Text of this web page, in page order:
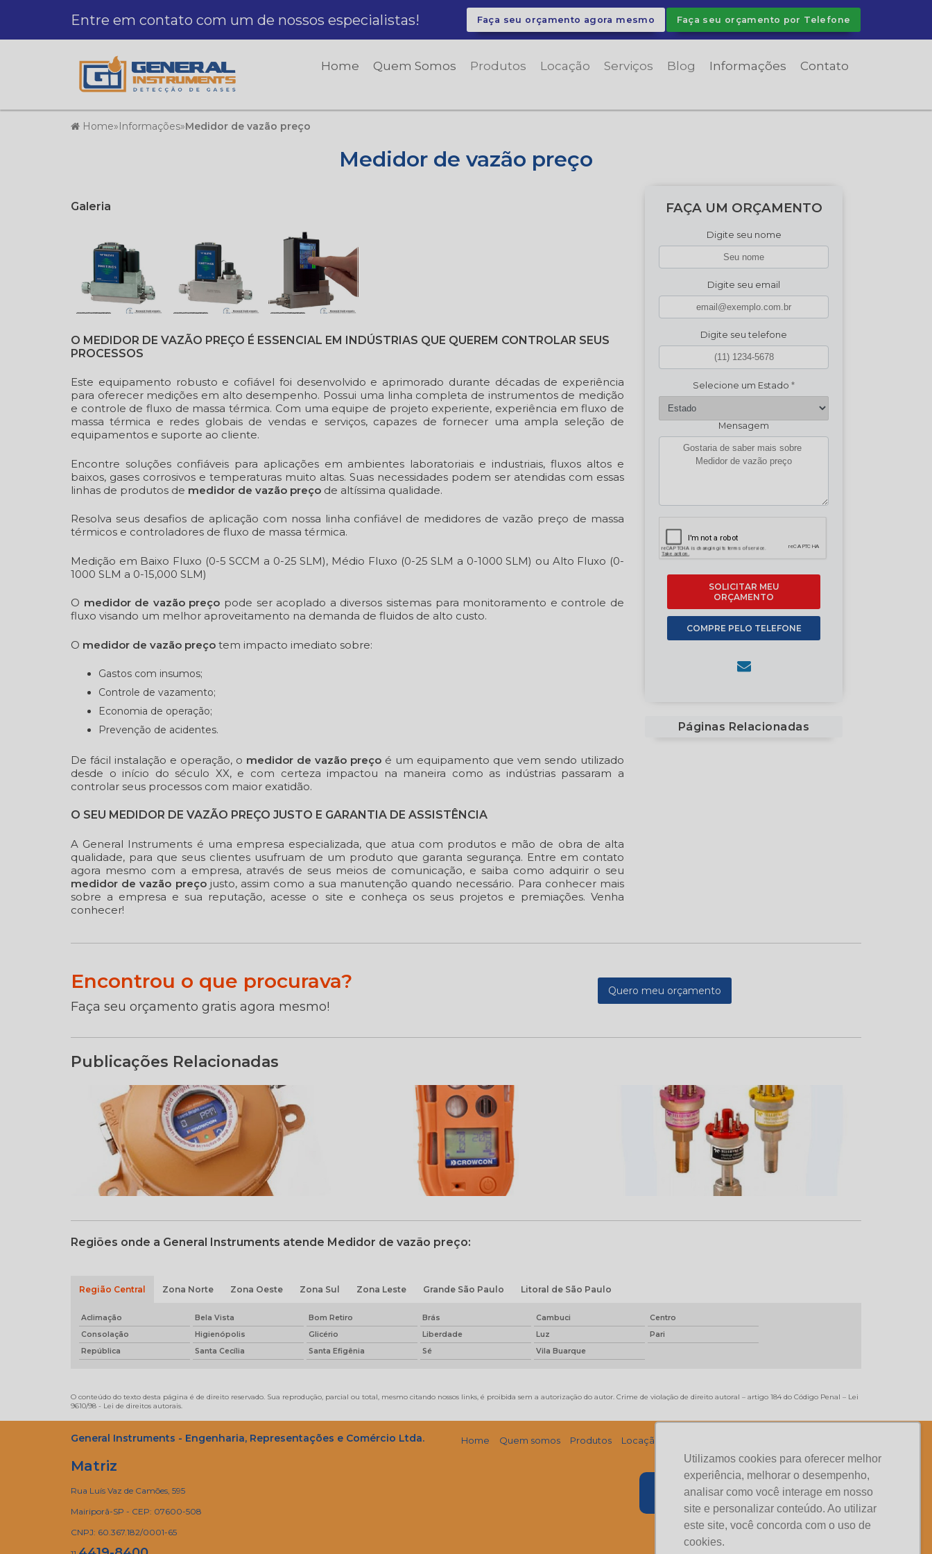
Utilizamos cookies para oferecer melhor
experiência, melhorar o desempenho,
analisar como você interage em nosso
site e personalizar conteúdo. Ao utilizar
este site, você concorda com o uso de
cookies.
Entre em contato com um de nossos especialistas! Faça seu orçamento agora mesmo Faça seu orçamento por Telefone
Home Quem Somos Produtos Locação Serviços Blog Informações Contato
Home»Informações»Medidor de vazão preço
Medidor de vazão preço
Galeria
O MEDIDOR DE VAZÃO PREÇO É ESSENCIAL EM INDÚSTRIAS QUE QUEREM CONTROLAR SEUS
PROCESSOS
Este equipamento robusto e cofiável foi desenvolvido e aprimorado durante décadas de experiência
para oferecer medições em alto desempenho. Possui uma linha completa de instrumentos de medição
e controle de fluxo de massa térmica. Com uma equipe de projeto experiente, experiência em fluxo de
massa térmica e redes globais de vendas e serviços, capazes de fornecer uma ampla seleção de
equipamentos e suporte ao cliente.
Encontre soluções confiáveis para aplicações em ambientes laboratoriais e industriais, fluxos altos e
baixos, gases corrosivos e temperaturas muito altas. Suas necessidades podem ser atendidas com essas
linhas de produtos de medidor de vazão preço de altíssima qualidade.
Resolva seus desafios de aplicação com nossa linha confiável de medidores de vazão preço de massa
térmicos e controladores de fluxo de massa térmica.
Medição em Baixo Fluxo (0-5 SCCM a 0-25 SLM), Médio Fluxo (0-25 SLM a 0-1000 SLM) ou Alto Fluxo (0-
1000 SLM a 0-15,000 SLM)
O medidor de vazão preço pode ser acoplado a diversos sistemas para monitoramento e controle de
fluxo visando um melhor aproveitamento na demanda de fluidos de alto custo.
O medidor de vazão preço tem impacto imediato sobre:
Gastos com insumos;
Controle de vazamento;
Economia de operação;
Prevenção de acidentes.
De fácil instalação e operação, o medidor de vazão preço é um equipamento que vem sendo utilizado
desde o início do século XX, e com certeza impactou na maneira como as indústrias passaram a
controlar seus processos com maior exatidão.
O SEU MEDIDOR DE VAZÃO PREÇO JUSTO E GARANTIA DE ASSISTÊNCIA
A General Instruments é uma empresa especializada, que atua com produtos e mão de obra de alta
qualidade, para que seus clientes usufruam de um produto que garanta segurança. Entre em contato
agora mesmo com a empresa, através de seus meios de comunicação, e saiba como adquirir o seu
medidor de vazão preçojusto, assim como a sua manutenção quando necessário. Para conhecer mais
sobre a empresa e sua reputação, acesse o site e conheça os seus projetos e premiações. Venha
conhecer!
FAÇA UM ORÇAMENTO
Digite seu nome
Digite seu email
Digite seu telefone
Selecione um Estado *
Mensagem
SOLICITAR MEU
ORÇAMENTO
COMPRE PELO TELEFONE
Páginas Relacionadas
Encontrou o que procurava?
Faça seu orçamento gratis agora mesmo!
Quero meu orçamento
Publicações Relacionadas
Regiões onde a General Instruments atende Medidor de vazão preço:
Região Central Zona Norte Zona Oeste Zona Sul Zona Leste Grande São Paulo Litoral de São Paulo
Aclimação Bela Vista Bom Retiro Brás Cambuci
Centro
Consolação
Higienópolis Glicério Liberdade Luz
Pari
República
Santa Cecília Santa Efigênia Sé Vila Buarque
O conteúdo do texto desta página é de direito reservado. Sua reprodução, parcial ou total, mesmo citando nossos links, é proibida sem a autorização do autor. Crime de violação de direito autoral – artigo 184 do Código Penal – Lei
9610/98 - Lei de direitos autorais.
General Instruments - Engenharia, Representações e Comércio Ltda.
Matriz
Rua Luís Vaz de Camões, 595
Mairiporã-SP - CEP: 07600-508
CNPJ: 60.367.182/0001-65
Home Quem somos Produtos Locação
Mapa do site